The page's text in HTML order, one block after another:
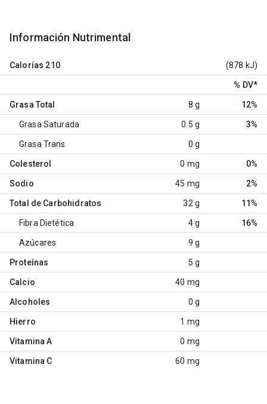
Información Nutrimental
Calorías 210 (878 kJ)
% DV*
Grasa Total 8 g 12%
Grasa Saturada 0.5 g 3%
Grasa Trans 0 g
Colesterol 0 mg 0%
Sodio 45 mg 2%
Total de Carbohidratos 32 g 11%
Fibra Dietética 4 g 16%
Azúcares 9 g
Proteínas 5 g
Calcio 40 mg
Alcoholes 0 g
Hierro 1 mg
Vitamina A 0 mg
Vitamina C 60 mg